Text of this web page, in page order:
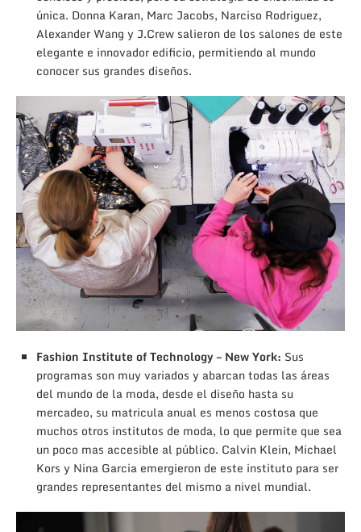
única. Donna Karan, Marc Jacobs, Narciso Rodriguez,
Alexander Wang y J.Crew salieron de los salones de este
elegante e innovador edificio, permitiendo al mundo
conocer sus grandes diseños.
Fashion Institute of Technology – New York: Sus
programas son muy variados y abarcan todas las áreas
del mundo de la moda, desde el diseño hasta su
mercadeo, su matricula anual es menos costosa que
muchos otros institutos de moda, lo que permite que sea
un poco mas accesible al público. Calvin Klein, Michael
Kors y Nina Garcia emergieron de este instituto para ser
grandes representantes del mismo a nivel mundial.